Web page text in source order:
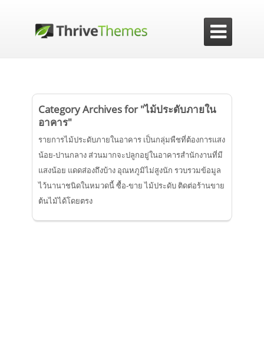

Category Archives for "ไม้ประดับภายใน
อาคาร"
รายการไม้ประดับภายในอาคาร เป็นกลุ่มพืชที่ต้องการแสง
น้อย-ปานกลาง ส่วนมากจะปลูกอยู่ในอาคารสำนักงานที่มี
แสงน้อย แดดส่องถึงบ้าง อุณหภูมิไม่สูงนัก รวบรวมข้อมูล
ไว้นานาชนิดในหมวดนี้ ซื้อ-ขาย ไม้ประดับ ติดต่อร้านขาย
ต้นไม้ได้โดยตรง